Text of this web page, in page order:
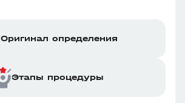
Оригинал определения
Этапы процедуры